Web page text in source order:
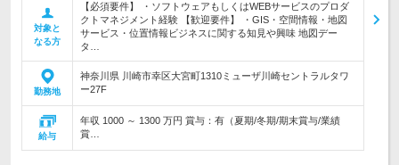
対象と
なる方
【必須要件】 ・ソフトウェアもしくはWEBサービスのプロダ
クトマネジメント経験 【歓迎要件】 ・GIS・空間情報・地図
サービス・位置情報ビジネスに関する知見や興味 地図デー
タ…
勤務地
神奈川県 川崎市幸区大宮町1310ミューザ川崎セントラルタワ
ー27F
給与
年収 1000 ～ 1300 万円 賞与：有（夏期/冬期/期末賞与/業績
賞…